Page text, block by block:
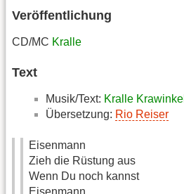
Veröffentlichung
CD/MC Kralle
Text
Musik/Text: Kralle Krawinkel
Übersetzung: Rio Reiser
Eisenmann
Zieh die Rüstung aus
Wenn Du noch kannst